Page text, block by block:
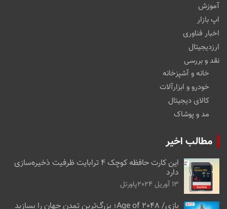
آموزش
اپ بازار
اخبار فناوری
ارزدیجیتال
نقد و بررسی
خانه و آشپزخانه
خودرو و ابزارآلات
کالای دیجیتال
مد و پوشاک
مطالب اخیر
این کارت حافظه کوچک ۴ ترابایت ظرفیت ذخیره‌سازی
دارد
13 آوریل 2024 پاورتل
بازی/ Age of 2048؛ بزرگ‌ترین تمدن جهان را بسازید